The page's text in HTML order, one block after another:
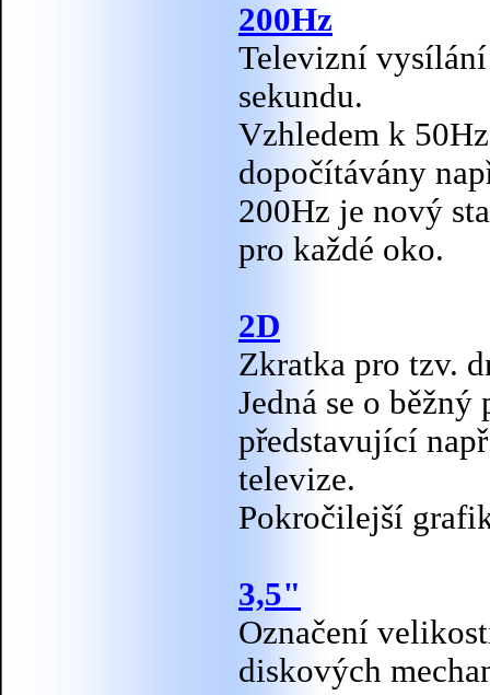
200Hz
Televizní
sekundu.
Vzhledem k
dopočítávány
200Hz je nový
pro každé oko.
2D
Zkratka pro tzv.
Jedná se o
představující
televize.
Pokročilejší
3,5"
Označení
diskových